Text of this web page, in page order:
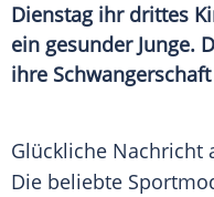
Dienstag ihr drittes
ein gesunder Junge.
ihre
Glückliche Nachricht
Die beliebte